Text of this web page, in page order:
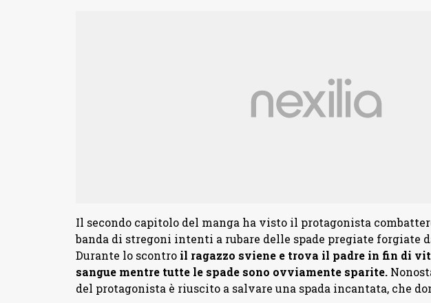
Il secondo capitolo del manga ha visto il protagonista
banda di stregoni intenti a rubare delle spade pregiate forgiate
Durante lo scontro il ragazzo sviene e trova il padre in fin di
sangue mentre tutte le spade sono ovviamente sparite.
del protagonista è riuscito a salvare una spada incantata, che